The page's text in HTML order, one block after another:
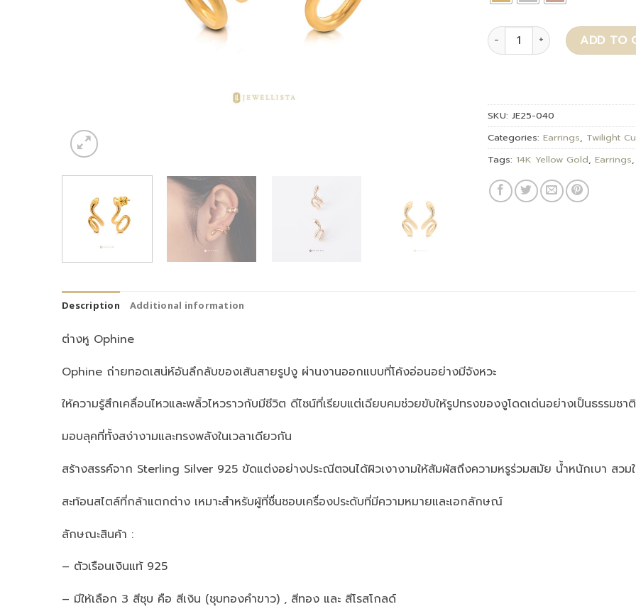
Ophine quantity ADD TO
SKU: JE25-040
Categories: Earrings, Twilight
Tags: 14K Yellow Gold, Earrings,
Description Additional information
ต่างหู Ophine
Ophine ถ่ายทอดเสน่ห์อันลึกลับของเส้นสายรูปงู ผ่านงานออกแบบที่โค้งอ่อนอย่างมีจังหวะ
ให้ความรู้สึกเคลื่อนไหวและพลิ้วไหวราวกับมีชีวิต ดีไซน์ที่เรียบแต่เฉียบคมช่วยขับให้รูปทรงของงูโดดเด่นอย่างเป็นธรรมชาติ
มอบลุคที่ทั้งสง่างามและทรงพลังในเวลาเดียวกัน
สร้างสรรค์จาก Sterling Silver 925 ขัดแต่งอย่างประณีตจนได้ผิวเงางามให้สัมผัสถึงความหรูร่วมสมัย น้ำหนักเบา สวม
สะท้อนสไตล์ที่กล้าแตกต่าง เหมาะสำหรับผู้ที่ชื่นชอบเครื่องประดับที่มีความหมายและเอกลักษณ์
ลักษณะสินค้า :
– ตัวเรือนเงินแท้ 925
– มีให้เลือก 3 สีชุบ คือ สีเงิน (ชุบทองคำขาว) , สีทอง และ สีโรสโกลด์